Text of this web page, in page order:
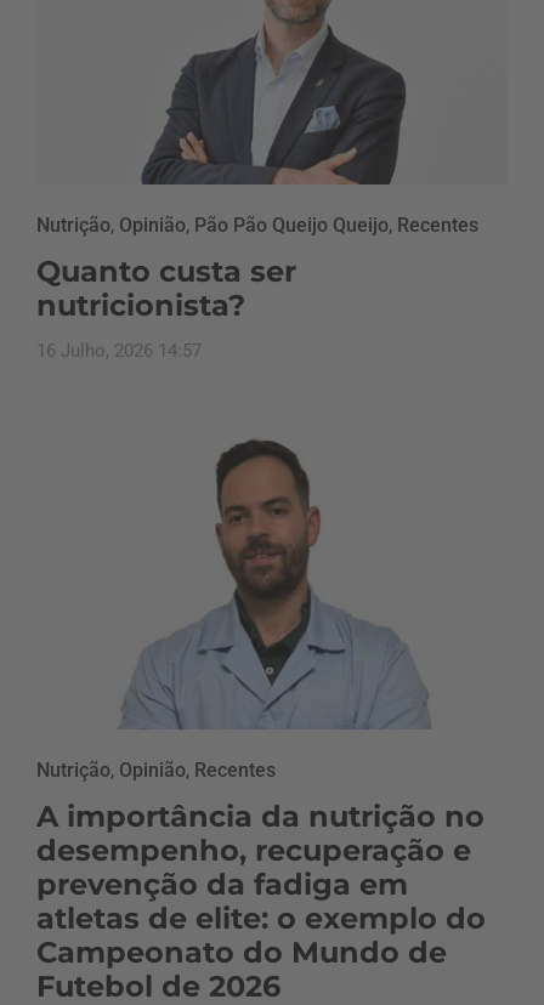
Nutrição, Opinião, Pão Pão Queijo Queijo, Recentes
Quanto custa ser
nutricionista?
16 Julho, 2026 14:57
Nutrição, Opinião, Recentes
A importância da nutrição no
desempenho, recuperação e
prevenção da fadiga em
atletas de elite: o exemplo do
Campeonato do Mundo de
Futebol de 2026